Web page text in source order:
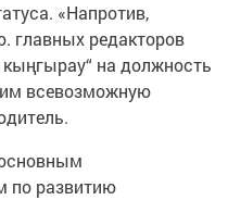
«Напротив,
главных редакторов
на должность
им всевозможную
по развитию